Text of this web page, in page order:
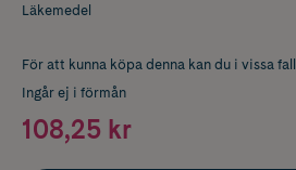
Läkemedel
För att kunna köpa denna kan du i vissa
Ingår ej i förmån
108,25 kr